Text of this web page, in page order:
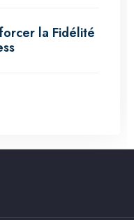
la Fidélité